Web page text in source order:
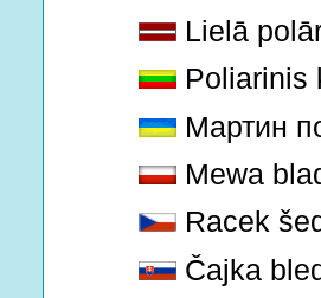
Lielā
Poliarinis
Мартин
Mewa
Racek
Čajka